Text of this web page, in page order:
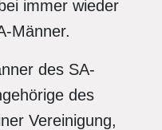
immer wieder
Männer.
des SA-
des
Vereinigung,